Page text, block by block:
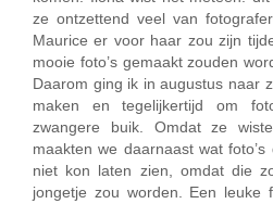
ze ontzettend veel van
Maurice er voor haar zou zijn
mooie foto’s gemaakt zouden
Daarom ging ik in augustus naar
maken en tegelijkertijd om
zwangere buik. Omdat ze
maakten we daarnaast wat
niet kon laten zien, omdat die
jongetje zou worden. Een leuke